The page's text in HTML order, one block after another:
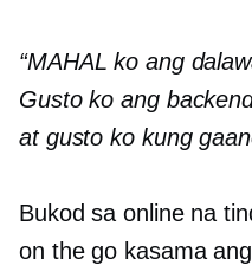
“MAHAL ko ang
Gusto ko ang
at gusto ko kung
Bukod sa online na
on the go kasama ang